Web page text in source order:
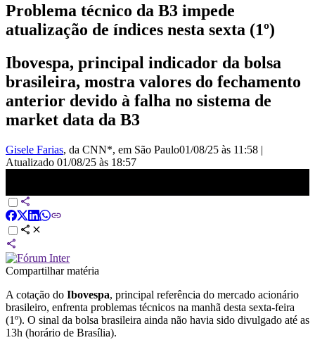
Problema técnico da B3 impede
atualização de índices nesta sexta (1º)
Ibovespa, principal indicador da bolsa
brasileira, mostra valores do fechamento
anterior devido à falha no sistema de
market data da B3
Gisele Farias, da CNN*, em São Paulo01/08/25 às 11:58 |
Atualizado 01/08/25 às 18:57
Compartilhar matéria
A cotação do Ibovespa, principal referência do mercado acionário
brasileiro, enfrenta problemas técnicos na manhã desta sexta-feira
(1º). O sinal da bolsa brasileira ainda não havia sido divulgado até as
13h (horário de Brasília).